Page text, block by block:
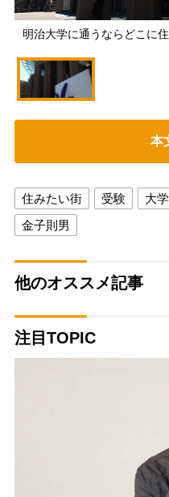
明治大学に通うならどこに
本
住みたい街 受験 大学
金子則男
他のオススメ記事
注目TOPIC